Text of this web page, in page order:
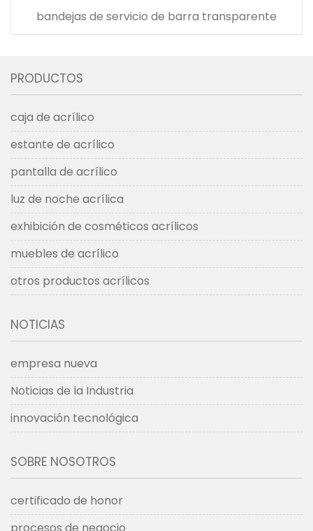
bandejas de servicio de barra transparente
PRODUCTOS
caja de acrílico
estante de acrílico
pantalla de acrílico
luz de noche acrílica
exhibición de cosméticos acrílicos
muebles de acrílico
otros productos acrílicos
NOTICIAS
empresa nueva
Noticias de la Industria
innovación tecnológica
SOBRE NOSOTROS
certificado de honor